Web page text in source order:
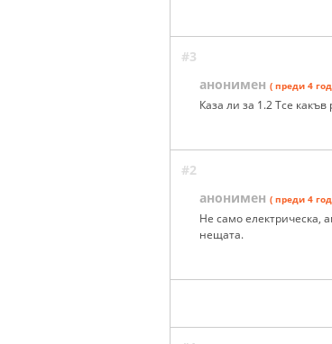
#3
анонимен ( преди 4
Каза ли за 1.2 Tce
#2
анонимен ( преди 4
Не само електрическа,
нещата.